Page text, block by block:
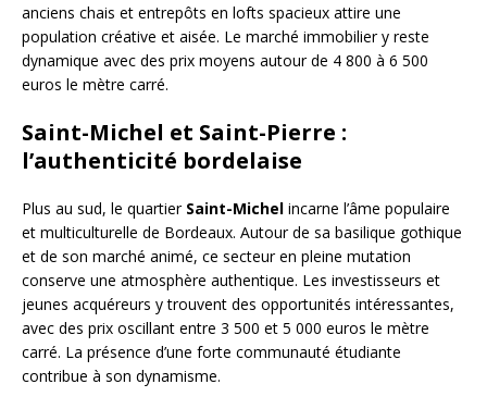
anciens chais et entrepôts en lofts spacieux attire une
population créative et aisée. Le marché immobilier y reste
dynamique avec des prix moyens autour de 4 800 à 6 500
euros le mètre carré.
Saint-Michel et Saint-Pierre :
l’authenticité bordelaise
Plus au sud, le quartier Saint-Michel incarne l’âme populaire
et multiculturelle de Bordeaux. Autour de sa basilique gothique
et de son marché animé, ce secteur en pleine mutation
conserve une atmosphère authentique. Les investisseurs et
jeunes acquéreurs y trouvent des opportunités intéressantes,
avec des prix oscillant entre 3 500 et 5 000 euros le mètre
carré. La présence d’une forte communauté étudiante
contribue à son dynamisme.